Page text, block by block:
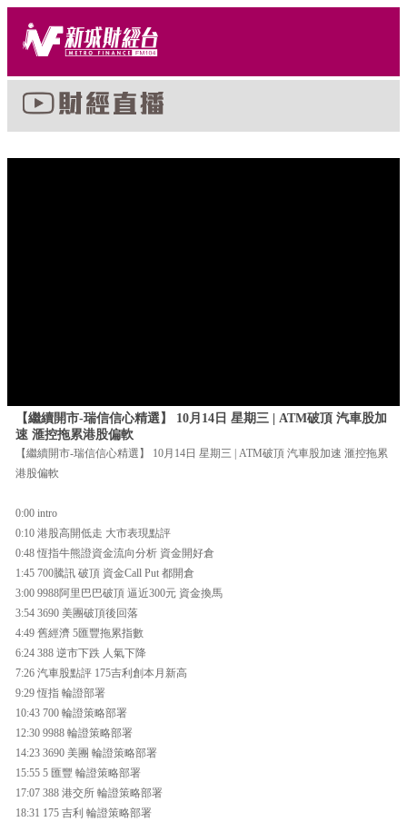
【繼續開市-瑞信信心精選】 10月14日 星期三 | ATM破頂 汽車股加
速 滙控拖累港股偏軟
【繼續開市-瑞信信心精選】 10月14日 星期三 | ATM破頂 汽車股加速 滙控拖累
港股偏軟
0:00 intro
0:10 港股高開低走 大市表現點評
0:48 恆指牛熊證資金流向分析 資金開好倉
1:45 700騰訊 破頂 資金Call Put 都開倉
3:00 9988阿里巴巴破頂 逼近300元 資金換馬
3:54 3690 美團破頂後回落
4:49 舊經濟 5匯豐拖累指數
6:24 388 逆市下跌 人氣下降
7:26 汽車股點評 175吉利創本月新高
9:29 恆指 輪證部署
10:43 700 輪證策略部署
12:30 9988 輪證策略部署
14:23 3690 美團 輪證策略部署
15:55 5 匯豐 輪證策略部署
17:07 388 港交所 輪證策略部署
18:31 175 吉利 輪證策略部署